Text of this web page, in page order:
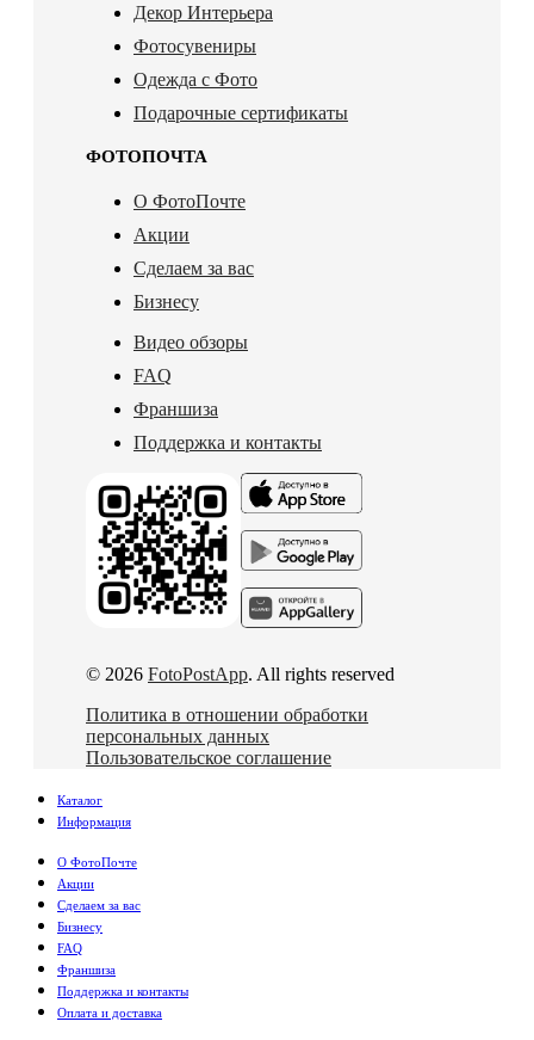
Декор Интерьера
Фотосувениры
Одежда с Фото
Подарочные сертификаты
ФОТОПОЧТА
О ФотоПочте
Акции
Сделаем за вас
Бизнесу
Видео обзоры
FAQ
Франшиза
Поддержка и контакты
© 2026 FotoPostApp. All rights reserved
Политика в отношении обработки
персональных данных
Пользовательское соглашение
Каталог
Информация
О ФотоПочте
Акции
Сделаем за вас
Бизнесу
FAQ
Франшиза
Поддержка и контакты
Оплата и доставка